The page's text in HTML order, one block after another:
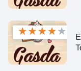
★★★★★